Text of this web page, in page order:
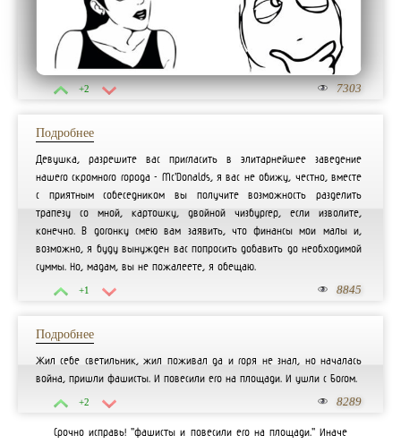
7303
+2
8845
+1
Подробнее
Девушка, разрешите вас пригласить в элитарнейшее заведение
нашего скромного города - Mc'Donalds, я вас не обижу, честно, вместе
с приятным собеседником вы получите возможность разделить
трапезу со мной, картошку, двойной чизбургер, если изволите,
конечно. В догонку смею вам заявить, что финансы мои малы и,
возможно, я буду вынужден вас попросить добавить до необходимой
суммы. Но, мадам, вы не пожалеете, я обещаю.
8289
+2
Подробнее
Жил себе светильник, жил поживал да и горя не знал, но началась
война, пришли фашисты. И повесили его на площади. И ушли с Богом.
Срочно исправь! "фашисты и повесили его на площади." Иначе